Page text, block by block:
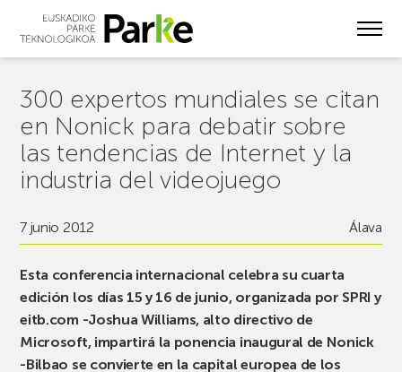
300 expertos mundiales se citan
en Nonick para debatir sobre
las tendencias de Internet y la
industria del videojuego
7 junio 2012 Álava
Esta conferencia internacional celebra su cuarta
edición los días 15 y 16 de junio, organizada por SPRI y
eitb.com -Joshua Williams, alto directivo de
Microsoft, impartirá la ponencia inaugural de Nonick
-Bilbao se convierte en la capital europea de los